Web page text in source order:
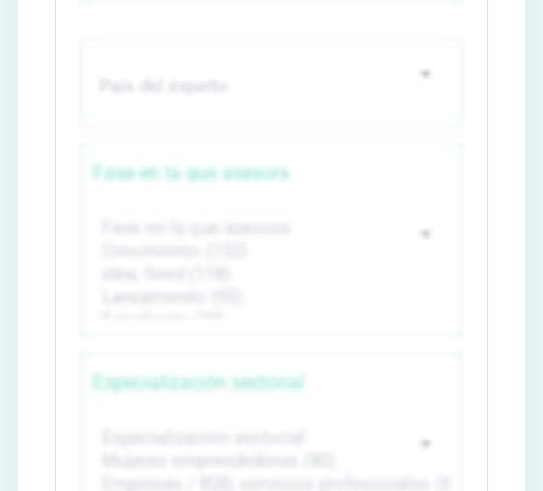
Fase en la que asesora
Especialización sectorial